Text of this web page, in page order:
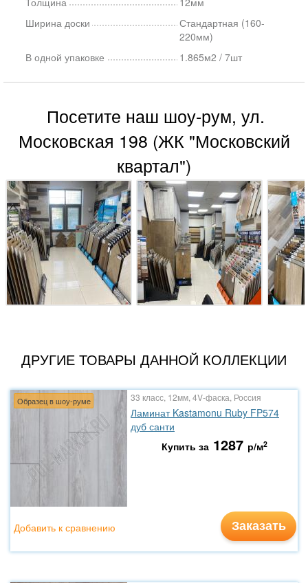
Ширина доски
Стандартная (160-
220мм)
В одной упаковке
1.865м2 / 7шт
Посетите наш шоу-рум, ул.
Московская 198 (ЖК "Московский
квартал")
ДРУГИЕ ТОВАРЫ ДАННОЙ КОЛЛЕКЦИИ
Образец в шоу-руме 33 класс, 12мм, 4V-фаска, Россия
Ламинат Kastamonu Ruby FP574
дуб санти
Купить за 1287 р/м2
Заказать
Добавить к сравнению